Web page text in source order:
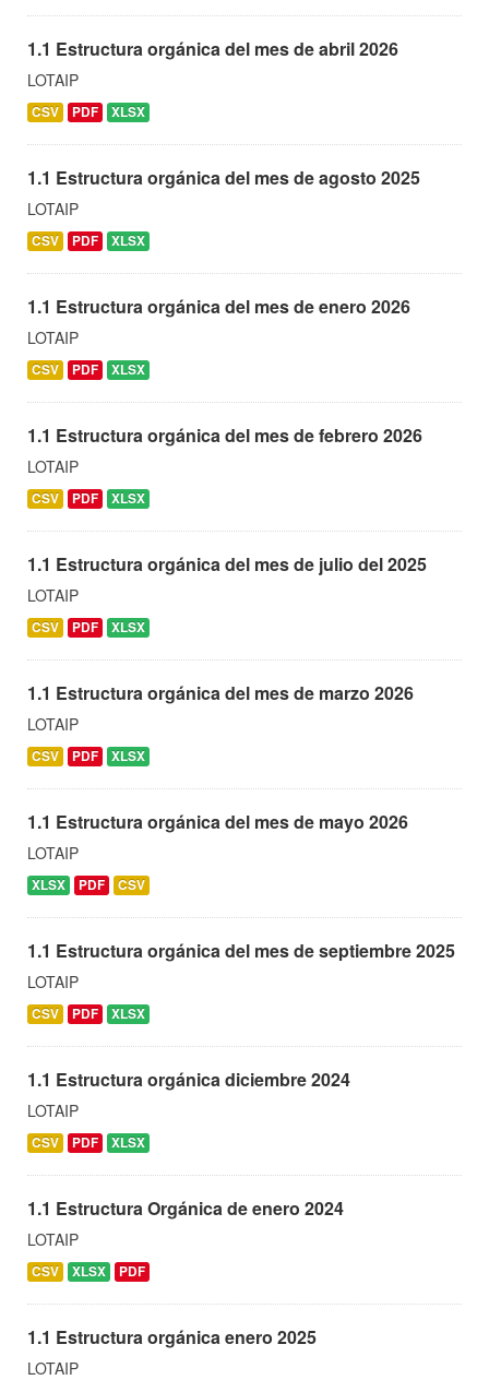
1.1 Estructura orgánica del mes de abril 2026
LOTAIP
CSV PDF XLSX
1.1 Estructura orgánica del mes de agosto 2025
LOTAIP
CSV PDF XLSX
1.1 Estructura orgánica del mes de enero 2026
LOTAIP
CSV PDF XLSX
1.1 Estructura orgánica del mes de febrero 2026
LOTAIP
CSV PDF XLSX
1.1 Estructura orgánica del mes de julio del 2025
LOTAIP
CSV PDF XLSX
1.1 Estructura orgánica del mes de marzo 2026
LOTAIP
CSV PDF XLSX
1.1 Estructura orgánica del mes de mayo 2026
LOTAIP
XLSX PDF CSV
1.1 Estructura orgánica del mes de septiembre 2025
LOTAIP
CSV PDF XLSX
1.1 Estructura orgánica diciembre 2024
LOTAIP
CSV PDF XLSX
1.1 Estructura Orgánica de enero 2024
LOTAIP
CSV XLSX PDF
1.1 Estructura orgánica enero 2025
LOTAIP